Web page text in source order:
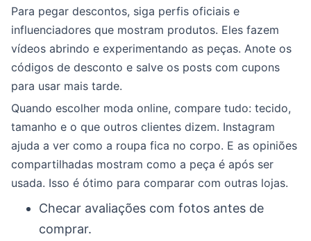
Para pegar descontos, siga perfis oficiais e
influenciadores que mostram produtos. Eles fazem
vídeos abrindo e experimentando as peças. Anote os
códigos de desconto e salve os posts com cupons
para usar mais tarde.
Quando escolher moda online, compare tudo: tecido,
tamanho e o que outros clientes dizem. Instagram
ajuda a ver como a roupa fica no corpo. E as opiniões
compartilhadas mostram como a peça é após ser
usada. Isso é ótimo para comparar com outras lojas.
Checar avaliações com fotos antes de
comprar.